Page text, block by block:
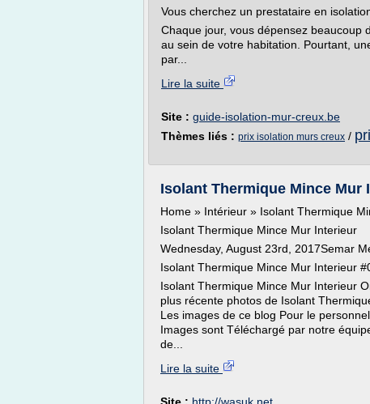
Vous cherchez un prestataire en
Chaque jour, vous dépensez
au sein de votre habitation. Pourtant,
par...
Lire la suite
Site : guide-isolation-mur-creux.be
Thèmes liés : prix isolation murs creux /
Isolant Thermique Mince Mur
Home » Intérieur » Isolant Thermique
Isolant Thermique Mince Mur Interieur
Wednesday, August 23rd, 2017Semar
Isolant Thermique Mince Mur Interieur
Isolant Thermique Mince Mur Interieur
plus récente photos de Isolant
Les images de ce blog Pour le
Images sont Téléchargé par notre
de...
Lire la suite